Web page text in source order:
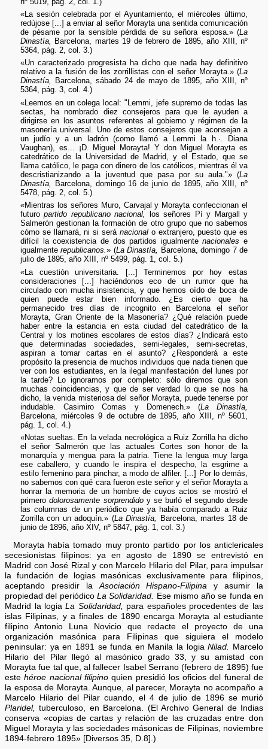
«La sesión celebrada por el Ayuntamiento, el miércoles último,
redújose [...] a enviar al señor Morayta una sentida comunicación
de pésame por la sensible pérdida de su señora esposa.» (La
Dinastía, Barcelona, martes 19 de febrero de 1895, año XIII, nº
5364, pág. 2, col. 3.)
«Un caracterizado progresista ha dicho que nada hay definitivo
relativo a la fusión de los zorrillistas con el señor Morayta.» (La
Dinastía,
Barcelona, sábado 24 de mayo de 1895, año XIII, nº
5364, pág. 3, col. 4.)
«Leemos en un colega local: "Lemmi, jefe supremo de todas las
sectas, ha nombrado diez consejeros para que le ayuden a
dirigirse en los asuntos referentes al gobierno y régimen de la
masonería universal. Uno de estos consejeros que aconsejan a
un judío y a un ladrón (como llamó a Lemmi la h.·. Diana
Vaughan), es... ¡D. Miguel Morayta! Y don Miguel Morayta es
catedrático de la Universidad de Madrid, y el Estado, que se
llama católico, le paga con dinero de los católicos, mientras él va
descristianizando a la juventud que pasa por su aula."» (La
Dinastía,
Barcelona, domingo 16 de junio de 1895, año XIII, nº
5478, pág. 2, col. 5.)
«Mientras los señores Muro, Carvajal y Morayta confeccionan el
futuropartido republicano nacional,
los señores Pí y Margall y
Salmerón gestionan la formación de otro grupo que no sabemos
cómo se llamará, ni si será nacionalo extranjero, puesto que es
difícil la coexistencia de dos partidos igualmentenacionales e
igualmenterepublicanos.» (La Dinastía, Barcelona, domingo 7 de
julio de 1895, año XIII, nº 5499, pág. 1, col. 5.)
«La cuestión universitaria. [...] Terminemos por hoy estas
consideraciones [...] haciéndonos eco de un rumor que ha
circulado con mucha insistencia, y que hemos oído de boca de
quien puede estar bien informado. ¿Es cierto que ha
permanecido tres días de incognito en Barcelona el señor
Morayta, Gran Oriente de la Masonería? ¿Qué relación puede
haber entre la estancia en esta ciudad del catedrático de la
Central y los motines escolares de estos días? ¿Indicará esto
que determinadas sociedades, semi-legales, semi-secretas,
aspiran a tomar cartas en el asunto? ¿Responderá a este
propósito la presencia de muchos individuos que nada tienen que
ver con los estudiantes, en la ilegal manifestación del lunes por
la tarde? Lo ignoramos por completo: sólo diremos que son
muchas coincidencias, y que de ser verdad lo que se nos ha
dicho, la venida misteriosa del señor Morayta, puede tenerse por
indudable. Casimiro Comas y Domenech.» (La Dinastía,
Barcelona, miércoles 9 de octubre de 1895, año XIII, nº 5601,
pág. 1, col. 4.)
«Notas sueltas. En la velada necrológica a Ruiz Zorrilla ha dicho
el señor Salmerón que las actuales Cortes son honor de la
monarquía y mengua para la patria. Tiene la lengua muy larga
ese caballero, y cuando le inspira el despecho, la esgrime a
estilo femenino para pinchar, a modo de alfiler. [...] Por lo demás,
no sabemos con qué cara fueron este señor y el señor Morayta a
honrar la memoria de un hombre de cuyos actos se mostró el
primerodolorosamente sorprendidoy se burló el segundo desde
las columnas de un periódico que ya había comparado a Ruiz
Zorrilla con un adoquín.» (La Dinastía,
Barcelona, martes 18 de
junio de 1896, año XIV, nº 5847, pág. 1, col. 3.)
Morayta había tomado muy pronto partido por los anticlericales
secesionistas filipinos: ya en agosto de 1890 se entrevistó en
Madrid con José Rizal y con Marcelo Hilario del Pilar, para impulsar
la fundación de logias masónicas exclusivamente para filipinos,
aceptando presidir la Asociación Hispano-Filipina y asumir la
propiedad del periódico La Solidaridad.
Ese mismo año se funda en
Madrid la logiaLa Solidaridad,
para españoles procedentes de las
islas Filipinas, y a finales de 1890 encarga Morayta al estudiante
filipino Antonio Luna Novicio que redacte el proyecto de una
organización masónica para Filipinas que siguiera el modelo
peninsular: ya en 1891 se funda en Manila la logiaNilad.
Marcelo
Hilario del Pilar llegó al masónico grado 33, y su amistad con
Morayta fue tal que, al fallecer Isabel Serrano (febrero de 1895) fue
estehéroe nacional filipinoquien presidió los oficios del funeral de
la esposa de Morayta. Aunque, al parecer, Morayta no acompaño a
Marcelo Hilario del Pilar cuando, el 4 de julio de 1896 se murió
Plaridel, tuberculoso, en Barcelona. (El Archivo General de Indias
conserva «copias de cartas y relación de las cruzadas entre don
Miguel Morayta y las sociedades másonicas de Filipinas, noviembre
1894-febrero 1895» [Diversos 35, D.8].)